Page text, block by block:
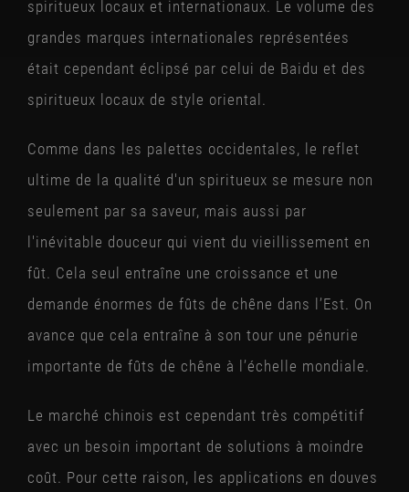
spiritueux locaux et internationaux. Le volume des
grandes marques internationales représentées
était cependant éclipsé par celui de Baidu et des
spiritueux locaux de style oriental.
Comme dans les palettes occidentales, le reflet
ultime de la qualité d'un spiritueux se mesure non
seulement par sa saveur, mais aussi par
l'inévitable douceur qui vient du vieillissement en
fût. Cela seul entraîne une croissance et une
demande énormes de fûts de chêne dans l’Est. On
avance que cela entraîne à son tour une pénurie
importante de fûts de chêne à l’échelle mondiale.
Le marché chinois est cependant très compétitif
avec un besoin important de solutions à moindre
coût. Pour cette raison, les applications en douves